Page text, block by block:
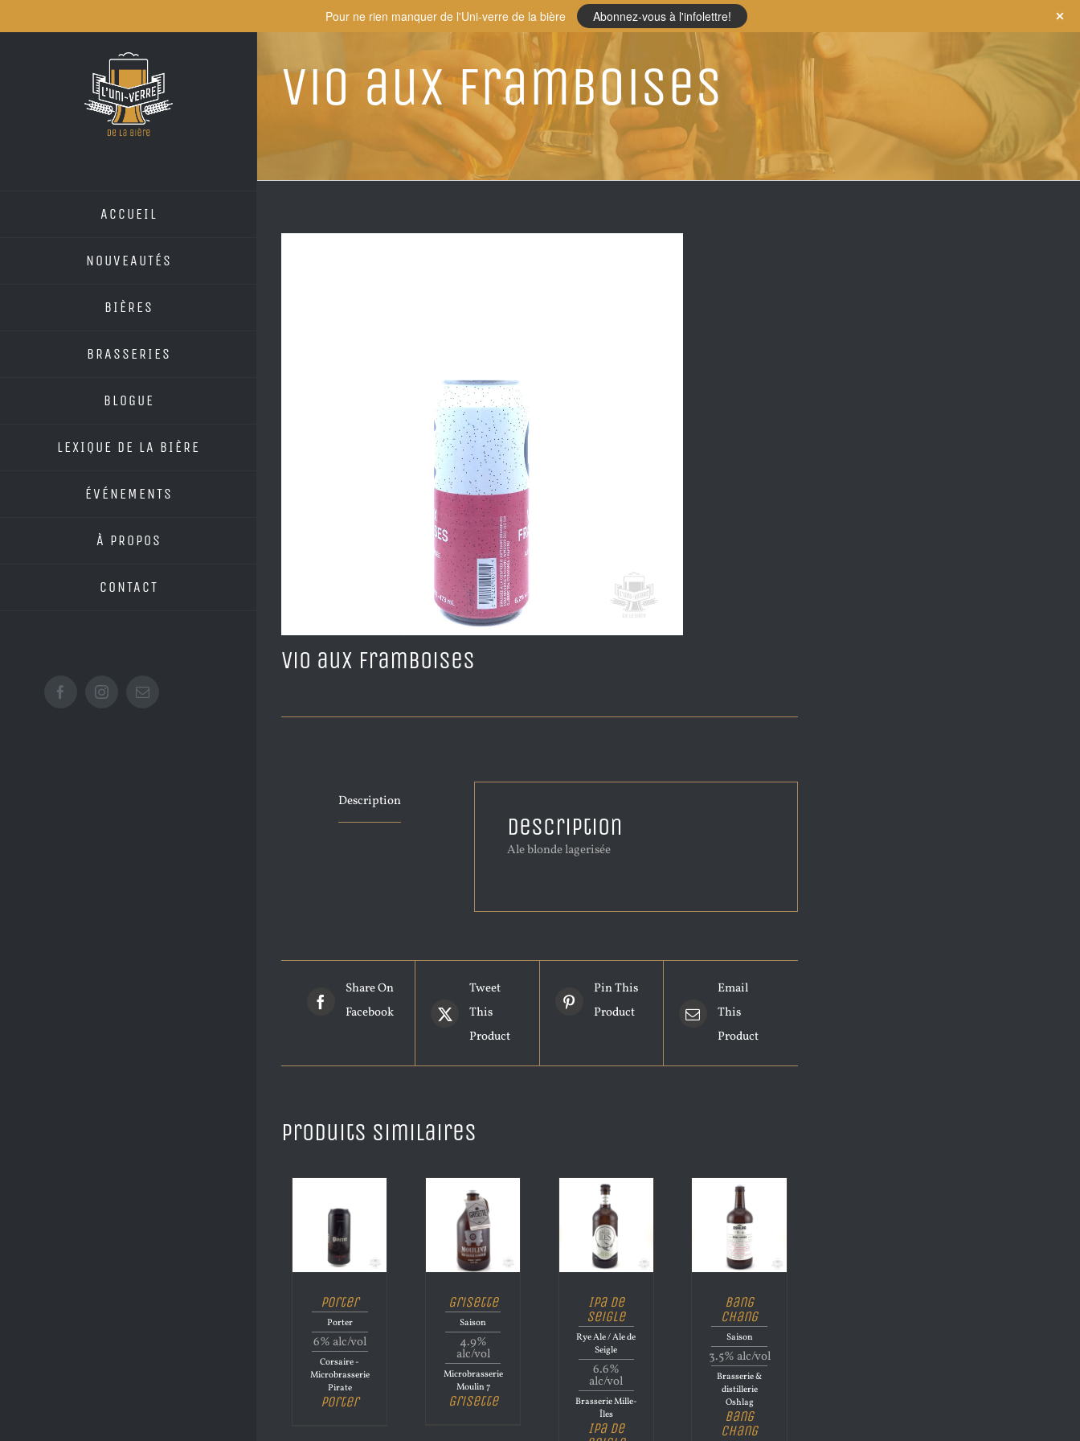
to
ACCUEIL
NOUVEAUTÉS
BIÈRES
BRASSERIES
BLOGUE
LEXIQUE DE LA BIÈRE
ÉVÉNEMENTS
À PROPOS
CONTACT
FacebookInstagramEmail
Vio aux Framboises
Vio aux Framboises
Description
Description
Ale blonde lagerisée
Share On
Facebook
Tweet
This
Product
Pin This
Product
Email
This
Product
Produits similaires
Porter
Porter
6% alc/vol
Corsaire -
Microbrasserie
Pirate
Porter
Grisette
Saison
4.9%
alc/vol
Microbrasserie
Moulin 7
Grisette
Ipa de
Seigle
Rye Ale / Ale de
Seigle
6.6%
alc/vol
Brasserie Mille-
Îles
Ipa de
Bang
Chang
Saison
3.5% alc/vol
Brasserie &
distillerie
Oshlag
Bang
Chang
Pour ne rien manquer de l'Uni-verre de la bière Abonnez-vous à l'infolettre!